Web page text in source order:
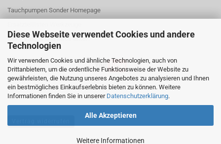
Diese Webseite verwendet Cookies und andere
Technologien
Wir verwenden Cookies und ähnliche Technologien, auch von
Drittanbietern, um die ordentliche Funktionsweise der Website zu
gewährleisten, die Nutzung unseres Angebotes zu analysieren und Ihnen
ein bestmögliches Einkaufserlebnis bieten zu können. Weitere
Informationen finden Sie in unserer Datenschutzerklärung.
Alle Akzeptieren
Weitere Informationen
Tauchpumpen Sonder Homepage
Mehr Videos und Infos unter: